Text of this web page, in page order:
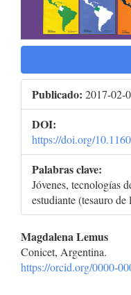
Publicado: 2017-02-
DOI:
https://doi.org/
Palabras clave:
Jóvenes, tecnologías
estudiante (tesauro de
Contenido
principal
Magdalena Lemus
Conicet, Argentina.
https://orcid.org/0000-